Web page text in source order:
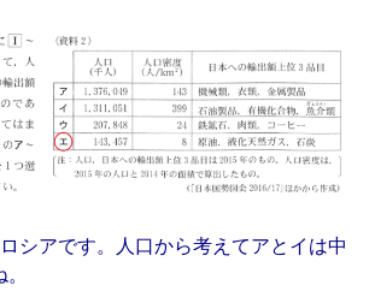
シアです。人口から考えてアとイは中